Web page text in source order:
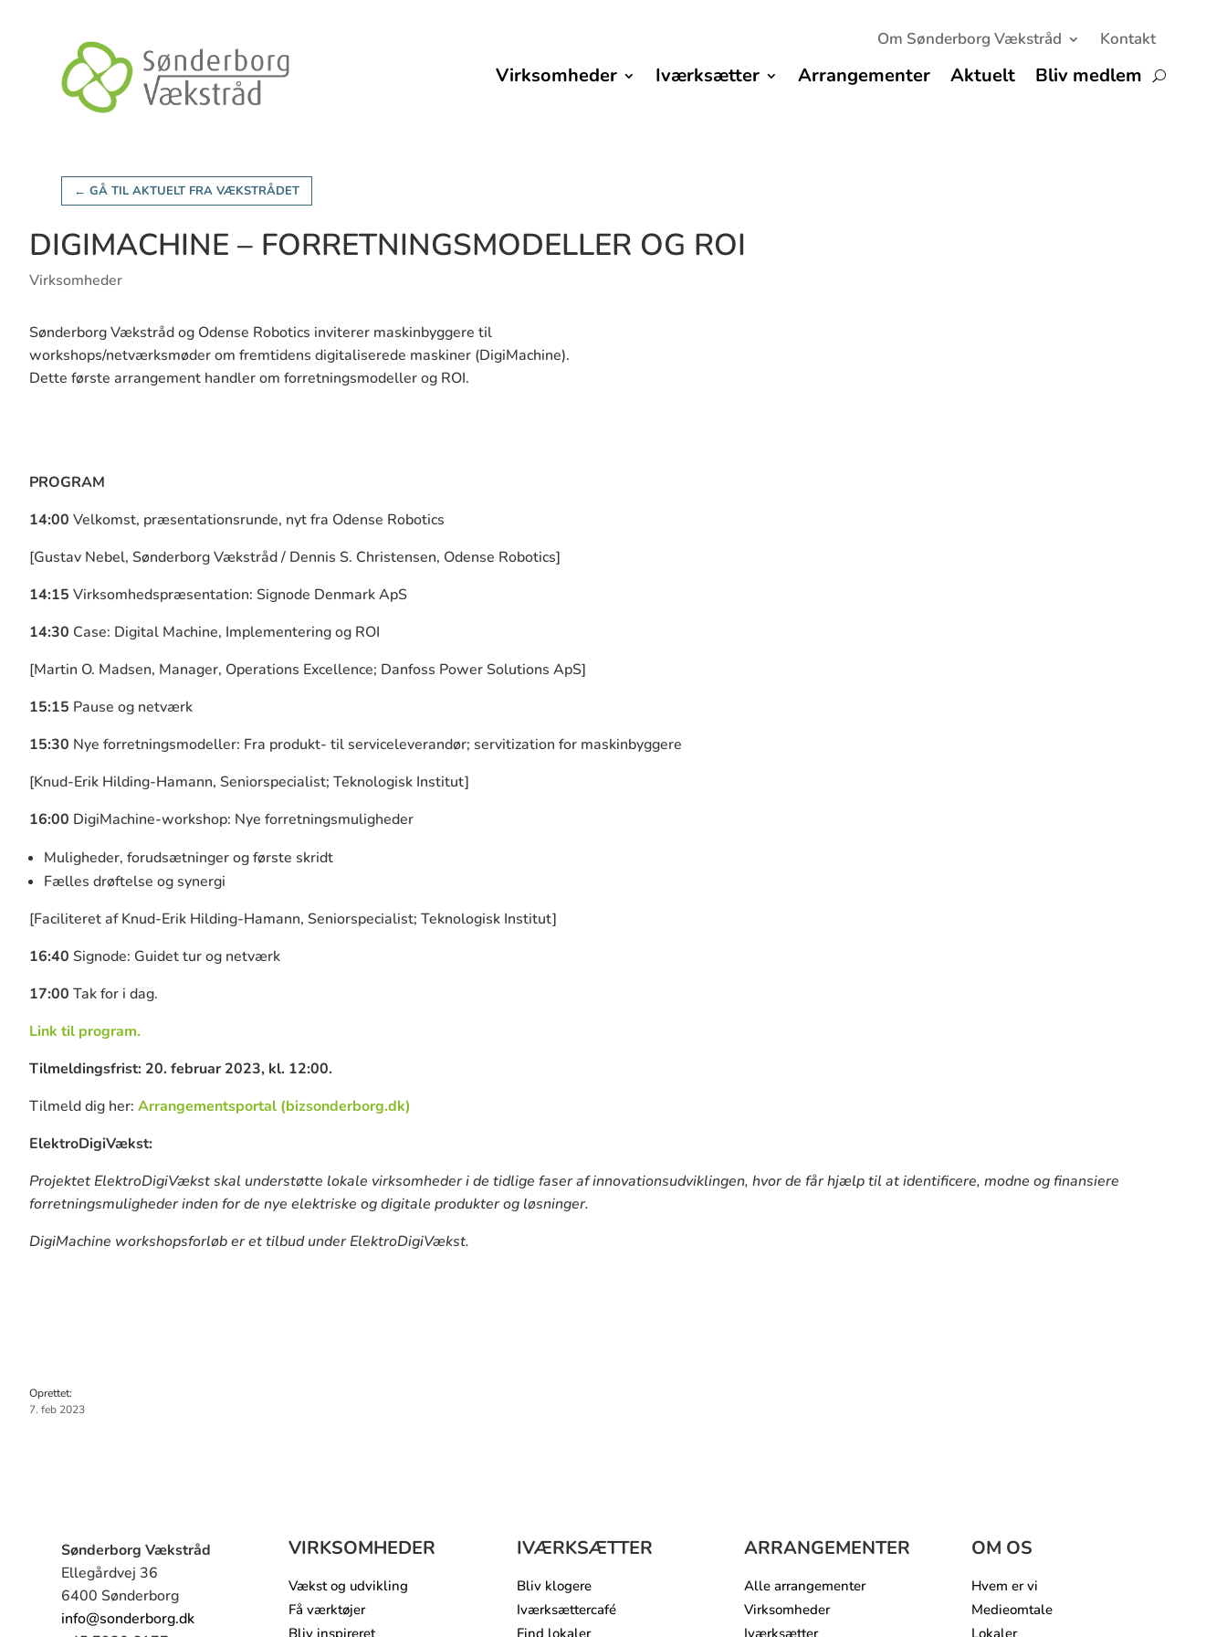
Om Sønderborg Vækstråd Kontakt
Virksomheder Iværksætter Arrangementer Aktuelt Bliv medlem
← GÅ TIL AKTUELT FRA VÆKSTRÅDET
DIGIMACHINE – FORRETNINGSMODELLER OG ROI
Virksomheder
Sønderborg Vækstråd og Odense Robotics inviterer maskinbyggere til
workshops/netværksmøder om fremtidens digitaliserede maskiner (DigiMachine).
Dette første arrangement handler om forretningsmodeller og ROI.
PROGRAM
14:00 Velkomst, præsentationsrunde, nyt fra Odense Robotics
[Gustav Nebel, Sønderborg Vækstråd / Dennis S. Christensen, Odense Robotics]
14:15 Virksomhedspræsentation: Signode Denmark ApS
14:30 Case: Digital Machine, Implementering og ROI
[Martin O. Madsen, Manager, Operations Excellence; Danfoss Power Solutions ApS]
15:15 Pause og netværk
15:30 Nye forretningsmodeller: Fra produkt- til serviceleverandør; servitization for maskinbyggere
[Knud-Erik Hilding-Hamann, Seniorspecialist; Teknologisk Institut]
16:00 DigiMachine-workshop: Nye forretningsmuligheder
Muligheder, forudsætninger og første skridt
Fælles drøftelse og synergi
[Faciliteret af Knud-Erik Hilding-Hamann, Seniorspecialist; Teknologisk Institut]
16:40 Signode: Guidet tur og netværk
17:00 Tak for i dag.
Link til program.
Tilmeldingsfrist: 20. februar 2023, kl. 12:00.
Tilmeld dig her: Arrangementsportal (bizsonderborg.dk)
ElektroDigiVækst:
Projektet ElektroDigiVækst skal understøtte lokale virksomheder i de tidlige faser af innovationsudviklingen, hvor de får hjælp til at identificere, modne og finansiere
forretningsmuligheder inden for de nye elektriske og digitale produkter og løsninger.
DigiMachine workshopsforløb er et tilbud under ElektroDigiVækst.
7. feb 2023
Sønderborg Vækstråd
Ellegårdvej 36
6400 Sønderborg
info@sonderborg.dk
VIRKSOMHEDER
Vækst og udvikling
Få værktøjer
Bliv inspireret
IVÆRKSÆTTER
Bliv klogere
Iværksættercafé
Find lokaler
ARRANGEMENTER
Alle arrangementer
Virksomheder
Iværksætter
OM OS
Hvem er vi
Medieomtale
Lokaler